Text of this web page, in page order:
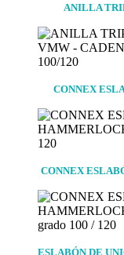
ANILLA
CONNEX
CONNEX
ESLABÓN DE